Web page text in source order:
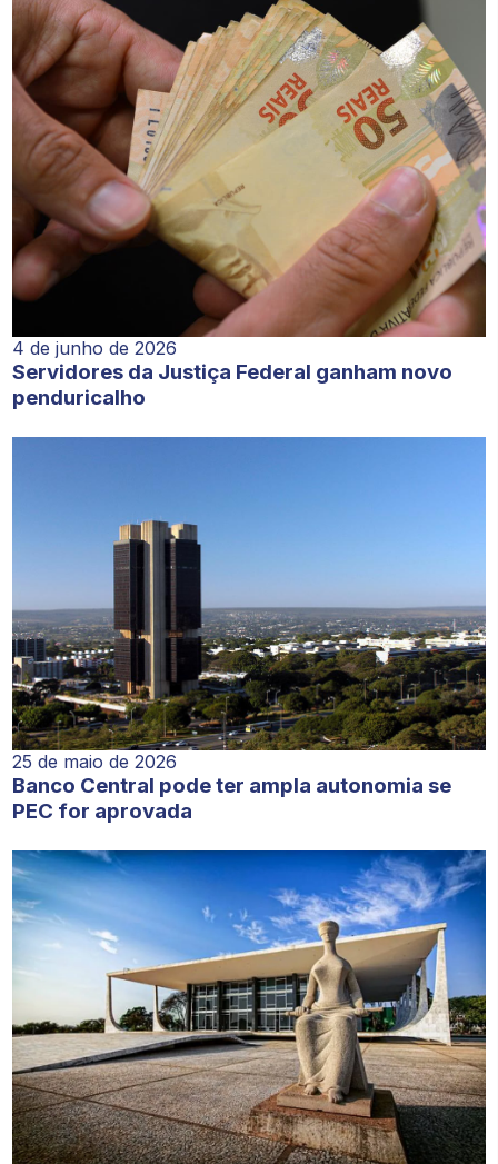
4 de junho de 2026
Servidores da Justiça Federal ganham novo
penduricalho
25 de maio de 2026
Banco Central pode ter ampla autonomia se
PEC for aprovada